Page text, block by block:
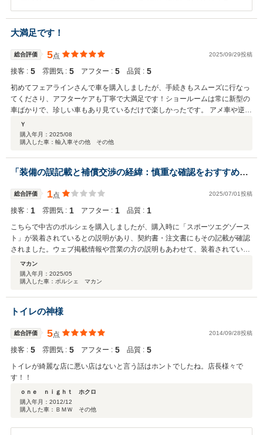
ってしまいましたが、無事ご納車できて良かったです！ 今後とも宜し
くお願い致します。
大満足です！
総合評価 5点 2025/09/29投稿
接客 : 5 雰囲気 : 5 アフター : 5 品質 : 5
初めてフェアラインさんで車を購入しましたが、手続きもスムーズに行なっ
てくださり、アフターケアも丁寧で大満足です！ショールームは常に新型の
車ばかりで、珍しい車もあり見ているだけで楽しかったです。 アメ車や逆輸
入車の購入を考えている方にはぜひおすすめしたいの車屋さんです！
Ｙ
購入年月： 2025/08
購入した車：輸入車その他 その他
「装備の誤記載と補償交渉の経緯：慎重な確認をおすすめし
総合評価 1点 2025/07/01投稿
接客 : 1 雰囲気 : 1 アフター : 1 品質 : 1
こちらで中古のポルシェを購入しましたが、購入時に「スポーツエグゾース
ト」が装着されているとの説明があり、契約書・注文書にもその記載が確認
されました。ウェブ掲載情報や営業の方の説明もあわせて、装着されている
ものと信じて契約を進めました。 ところが、納車後に実車を確認したとこ
ろ、実際にはその装備は付いていませんでした。 販売店側もこの点は「社内
での誤認による記載ミスだった」と認め、謝罪をいただいています。 その
ェセンター）に確認したところ、同等の装備を後付けするための見積額は67
万円超。 補償額の再検討をお願いしたところ、最終的に補償額を33万円ま
で引き上げるご提案をいただきました（※執筆時点での最新のやり取りで
す）。 やり取り自体は継続中であり、今後さらに円満な解決に向かう可能性
もありますが、今回の経験から、契約時の装備内容と実車の相違が発生しう
ること、および購入後の対応に時間を要する場合があることを踏まえ、契約
前の細かな確認をおすすめしたいと感じました。 販売価格や手続きのスムー
ズさなど、一定の満足点もありましたが、私と同様に装備や仕様を重視され
る方は、契約書や実車の内容をよく照らし合わせてから契約されることを強
く推奨いたします。 本件はあくまで私の一個人の体験に基づいた投稿であ
マカン
購入年月： 2025/05
購入した車：ポルシェ マカン
トイレの神様
総合評価 5点 2014/09/28投稿
接客 : 5 雰囲気 : 5 アフター : 5 品質 : 5
トイレが綺麗な店に悪い店はないと言う話はホントでしたね。店長様々で
す！！
ｏｎｅ ｎｉｇｈｔ ホクロ
購入年月： 2012/12
購入した車：ＢＭＷ その他